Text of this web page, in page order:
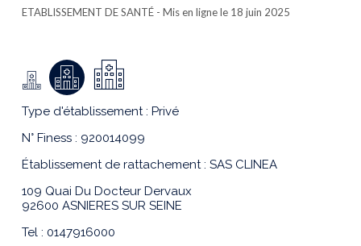
ETABLISSEMENT DE SANTÉ - Mis en ligne le 18 juin 2025
Type d'établissement : Privé
N° Finess : 920014099
Établissement de rattachement : SAS CLINEA
109 Quai Du Docteur Dervaux
92600 ASNIERES SUR SEINE
Tel : 0147916000